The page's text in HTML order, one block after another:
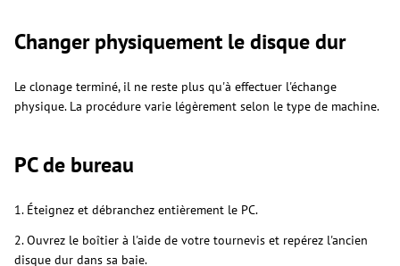
Changer physiquement le disque dur
Le clonage terminé, il ne reste plus qu'à effectuer l'échange
physique. La procédure varie légèrement selon le type de machine.
PC de bureau
1. Éteignez et débranchez entièrement le PC.
2. Ouvrez le boîtier à l'aide de votre tournevis et repérez l'ancien
disque dur dans sa baie.